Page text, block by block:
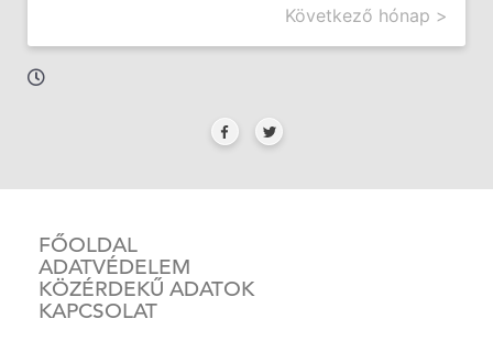
Következő hónap >
FŐOLDAL
ADATVÉDELEM
KÖZÉRDEKŰ ADATOK
KAPCSOLAT